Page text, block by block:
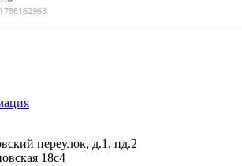
переулок, д.1, пд.2
18с4